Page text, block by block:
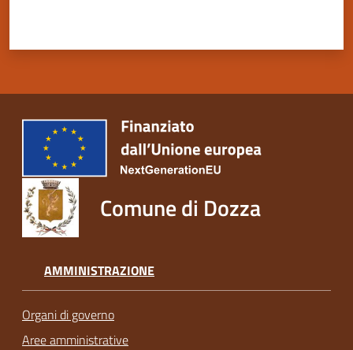
Comune di Dozza
AMMINISTRAZIONE
Organi di governo
Aree amministrative